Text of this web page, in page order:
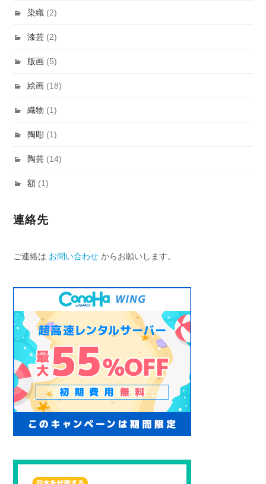
染織 (2)
漆芸 (2)
版画 (5)
絵画 (18)
織物 (1)
陶彫 (1)
陶芸 (14)
額 (1)
連絡先
ご連絡は お問い合わせ からお願いします。